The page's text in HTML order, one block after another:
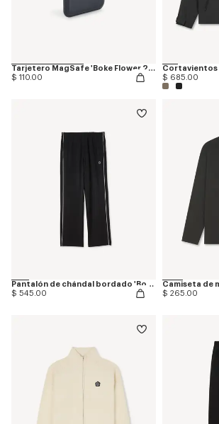
Tarjetero MagSafe 'Boke Flower 2.0'
$ 110.00
$ 685.00
Pantalón de chándal bordado 'Boke Flower 2.0'
$ 545.00
$ 265.00